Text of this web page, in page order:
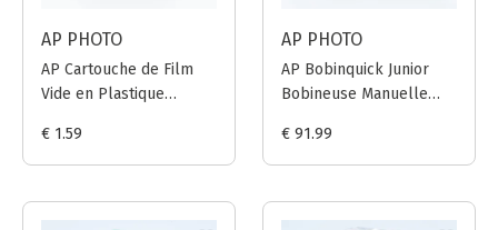
AP PHOTO
AP Cartouche de Film
Vide en Plastique
€ 1.59
AP PHOTO
AP Bobinquick Junior
Bobineuse Manuelle
€ 91.99